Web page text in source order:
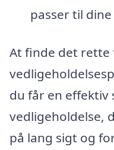
passer til
At finde det rette
du får en
vedligeholdelse,
på lang sigt og